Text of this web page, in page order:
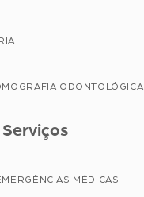
ODONTOLÓGICA
MÉDICAS